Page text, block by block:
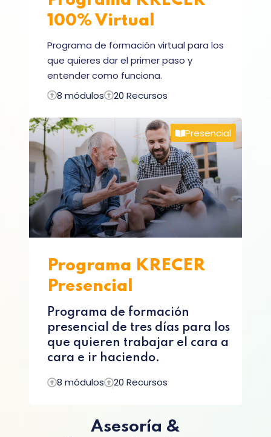
100% Virtual
Programa de formación virtual para los
que quieres dar el primer paso y
entender como funciona.
8 módulos
20 Recursos
Presencial
Programa KRECER
Presencial
Programa de formación
presencial de tres días para los
que quieren trabajar el cara a
cara e ir haciendo.
8 módulos 20 Recursos
Asesoría &